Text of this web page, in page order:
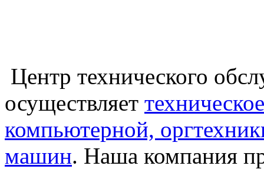
Центр технического
осуществляет
компьютерной,
машин. Наша компания